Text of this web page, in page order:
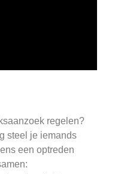
regelen?
steel je iemands
een optreden